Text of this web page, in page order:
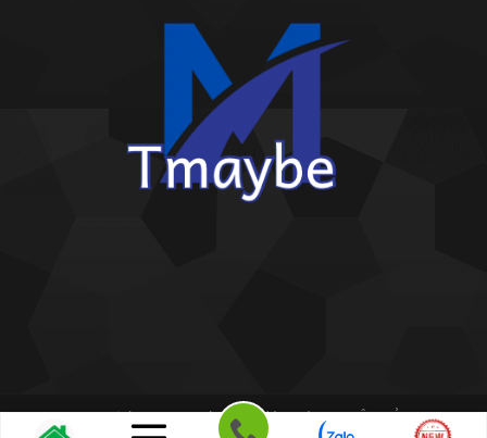
Copyright 2026 ©Kho giấy dán tường THIÊN BẢO